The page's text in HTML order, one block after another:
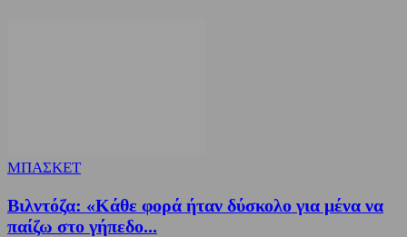
ΜΠΑΣΚΕΤ
Βιλντόζα: «Κάθε φορά ήταν δύσκολο για μένα να
παίζω στο γήπεδο...